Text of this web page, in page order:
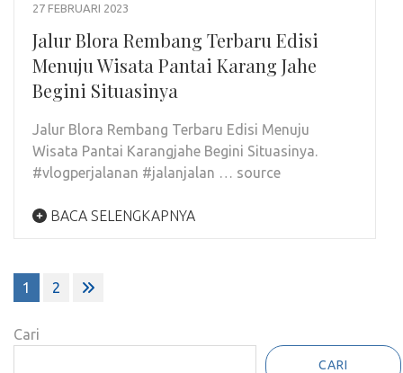
27 FEBRUARI 2023
Jalur Blora Rembang Terbaru Edisi
Menuju Wisata Pantai Karang Jahe
Begini Situasinya
Jalur Blora Rembang Terbaru Edisi Menuju
Wisata Pantai Karangjahe Begini Situasinya.
#vlogperjalanan #jalanjalan … source
BACA SELENGKAPNYA
Paginasi
pos
1 2
Cari
CARI